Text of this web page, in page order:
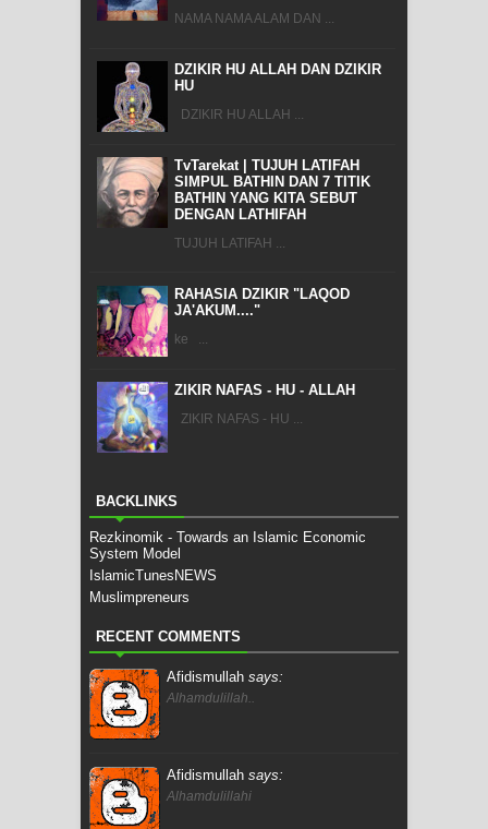
NAMA NAMA ALAM DAN ...
DZIKIR HU ALLAH DAN DZIKIR
HU
DZIKIR HU ALLAH ...
TvTarekat | TUJUH LATIFAH
SIMPUL BATHIN DAN 7 TITIK
BATHIN YANG KITA SEBUT
DENGAN LATHIFAH
TUJUH LATIFAH ...
RAHASIA DZIKIR "LAQOD
JA'AKUM...."
ke ...
ZIKIR NAFAS - HU - ALLAH
ZIKIR NAFAS - HU ...
BACKLINKS
Rezkinomik - Towards an Islamic Economic
System Model
IslamicTunesNEWS
Muslimpreneurs
RECENT COMMENTS
Afidismullah says:
Alhamdulillah..
Afidismullah says:
Alhamdulillahi